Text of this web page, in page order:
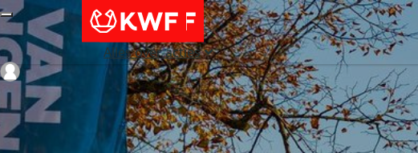
Alles over acties
Login